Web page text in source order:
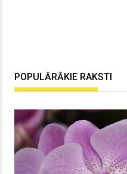
POPULĀRĀKIE RAKSTI